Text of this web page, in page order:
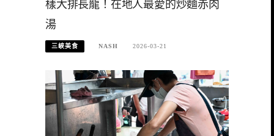
樣大排長龍！在地人最愛的炒麵赤肉
湯
三峽美食 NASH 2026-03-21